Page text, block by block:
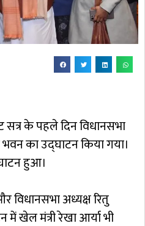
के पहले दिन विधानसभा
का उद्घाटन किया गया।
हुआ।
विधानसभा अध्यक्ष रितु
खेल मंत्री रेखा आर्या भी